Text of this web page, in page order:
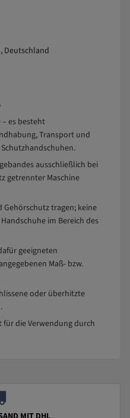
Deutschland
– es besteht
Transport und
ausschließlich bei
getrennter Maschine
tragen; keine
im Bereich des
geeigneten
Maß- bzw.
oder überhitzte
die Verwendung durch